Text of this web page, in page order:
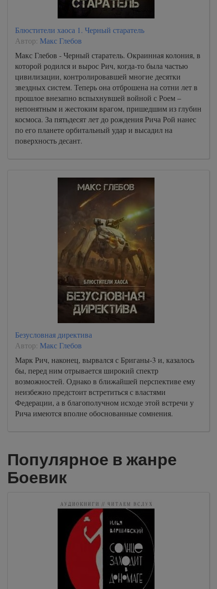
Блюстители хаоса 1. Черный старатель
Автор: Макс Глебов
Макс Глебов - Черный старатель. Окраинная колония, в
которой родился и вырос Рич, когда-то была частью
цивилизации, контролировавшей многие десятки
звездных систем. Теперь она отброшена на сотни лет в
прошлое внезапно вспыхнувшей войной с Роем –
непонятным и жестоким врагом, пришедшим из глубин
космоса. За пятьдесят лет до рождения Рича Рой нанес
по его планете орбитальный удар и высадил на
поверхность десант.
Безусловная директива
Автор: Макс Глебов
Марк Рич, наконец, вырвался с Бриганы-3 и, казалось
бы, перед ним отрывается широкий спектр
возможностей. Однако в ближайшей перспективе ему
неизбежно предстоит встретиться с властями
Федерации, а в благополучном исходе этой встречи у
Рича имеются вполне обоснованные сомнения.
Популярное в жанре
Боевик